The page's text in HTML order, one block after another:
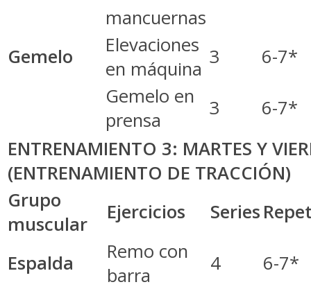
mancuernas
Gemelo
Elevaciones
en máquina
3
6-7*
Gemelo en
prensa
3
6-7*
ENTRENAMIENTO 3: MARTES Y
(ENTRENAMIENTO DE TRACCIÓN)
Grupo
muscular
Ejercicios Series
Espalda
Remo con
barra
4
6-7*